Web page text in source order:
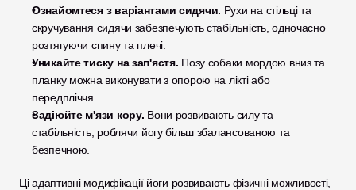
Ознайомтеся з варіантами сидячи. Рухи на стільці та
скручування сидячи забезпечують стабільність, одночасно
розтягуючи спину та плечі.
Уникайте тиску на зап'ястя. Позу собаки мордою вниз та
планку можна виконувати з опорою на лікті або
передпліччя.
Задіюйте м'язи кору. Вони розвивають силу та
стабільність, роблячи йогу більш збалансованою та
безпечною.
Ці адаптивні модифікації йоги розвивають фізичні можливості,